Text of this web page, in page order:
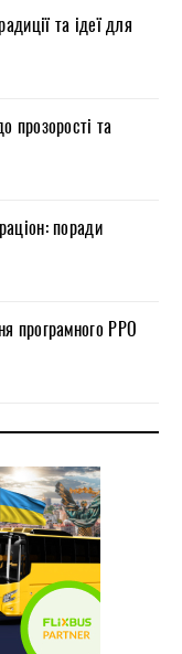
та ідеї для
прозорості та
поради
програмного РРО